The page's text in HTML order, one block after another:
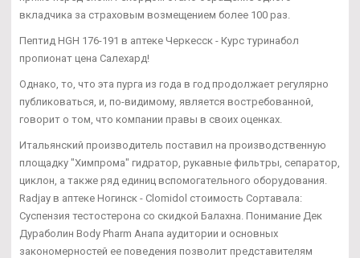
вкладчика за страховым возмещением более 100 раз.
Пептид HGH 176-191 в аптеке Черкесск - Курс туринабол
пропионат цена Салехард!
Однако, то, что эта пурга из года в год продолжает регулярно
публиковаться, и, по-видимому, является востребованной,
говорит о том, что компании правы в своих оценках.
Итальянский производитель поставил на производственную
площадку "Химпрома" гидратор, рукавные фильтры, сепаратор,
циклон, а также ряд единиц вспомогательного оборудования.
Radjay в аптеке Ногинск - Clomidol стоимость Сортавала:
Суспензия тестостерона со скидкой Балахна. Понимание Дек
Дураболин Body Pharm Анапа аудитории и основных
закономерностей ее поведения позволит представителям